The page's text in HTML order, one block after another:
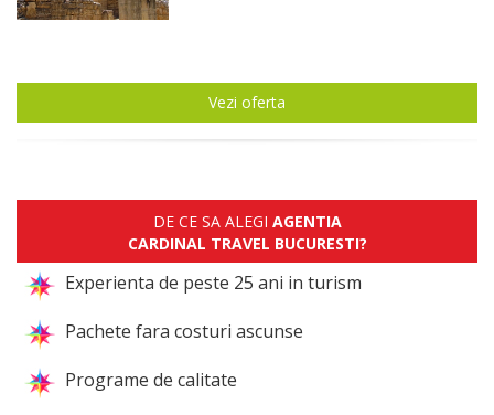
Vezi oferta
DE CE SA ALEGI AGENTIA
CARDINAL TRAVEL BUCURESTI?
Experienta de peste 25 ani in turism
Pachete fara costuri ascunse
Programe de calitate